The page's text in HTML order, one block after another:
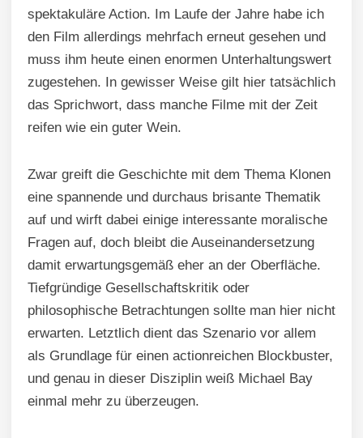
spektakuläre Action. Im Laufe der Jahre habe ich
den Film allerdings mehrfach erneut gesehen und
muss ihm heute einen enormen Unterhaltungswert
zugestehen. In gewisser Weise gilt hier tatsächlich
das Sprichwort, dass manche Filme mit der Zeit
reifen wie ein guter Wein.
Zwar greift die Geschichte mit dem Thema Klonen
eine spannende und durchaus brisante Thematik
auf und wirft dabei einige interessante moralische
Fragen auf, doch bleibt die Auseinandersetzung
damit erwartungsgemäß eher an der Oberfläche.
Tiefgründige Gesellschaftskritik oder
philosophische Betrachtungen sollte man hier nicht
erwarten. Letztlich dient das Szenario vor allem
als Grundlage für einen actionreichen Blockbuster,
und genau in dieser Disziplin weiß Michael Bay
einmal mehr zu überzeugen.